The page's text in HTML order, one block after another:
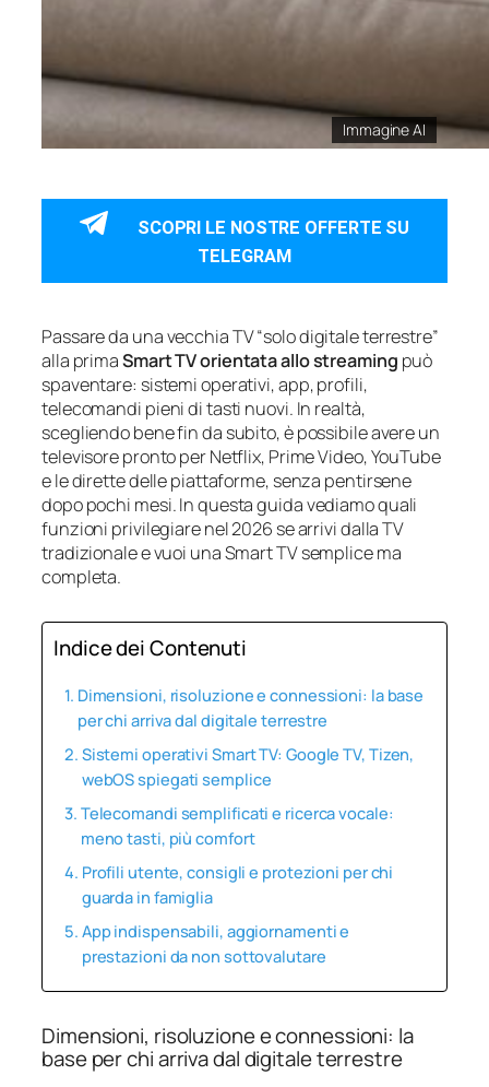
Immagine AI
SCOPRI LE NOSTRE OFFERTE SU
TELEGRAM
Passare da una vecchia TV “solo digitale terrestre”
alla primaSmart TV orientata allo streaming può
spaventare: sistemi operativi, app, profili,
telecomandi pieni di tasti nuovi. In realtà,
scegliendo bene fin da subito, è possibile avere un
televisore pronto per Netflix, Prime Video, YouTube
e le dirette delle piattaforme, senza pentirsene
dopo pochi mesi. In questa guida vediamo quali
funzioni privilegiare nel 2026 se arrivi dalla TV
tradizionale e vuoi una Smart TV semplice ma
completa.
Indice dei Contenuti
Dimensioni, risoluzione e connessioni: la base
per chi arriva dal digitale terrestre
Sistemi operativi Smart TV: Google TV, Tizen,
webOS spiegati semplice
Telecomandi semplificati e ricerca vocale:
meno tasti, più comfort
Profili utente, consigli e protezioni per chi
guarda in famiglia
App indispensabili, aggiornamenti e
prestazioni da non sottovalutare
Dimensioni, risoluzione e connessioni: la
base per chi arriva dal digitale terrestre